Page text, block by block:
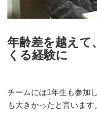
年齢差を越えて
くる経験に
チームには1年生も参加
も大きかったと言います